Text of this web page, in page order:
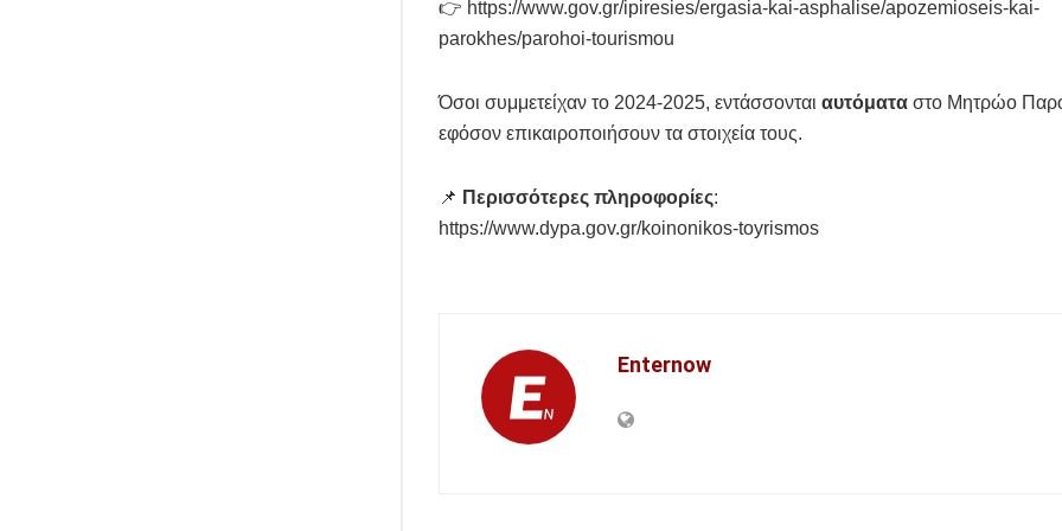
👉 https://www.gov.gr/ipiresies/ergasia-kai-asphalise/apozemioseis-kai-
parokhes/parohoi-tourismou
Όσοι συμμετείχαν το 2024-2025, εντάσσονται αυτόματα στο Μητρώο
εφόσον επικαιροποιήσουν τα στοιχεία τους.
📌 Περισσότερες πληροφορίες:
https://www.dypa.gov.gr/koinonikos-toyrismos
Enternow